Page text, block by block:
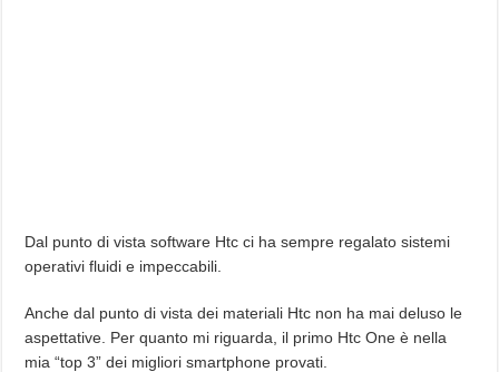
Dal punto di vista software Htc ci ha sempre regalato sistemi
operativi fluidi e impeccabili.
Anche dal punto di vista dei materiali Htc non ha mai deluso le
aspettative. Per quanto mi riguarda, il primo Htc One è nella
mia “top 3” dei migliori smartphone provati.